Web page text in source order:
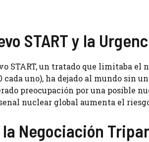
START y la
START, un tratado que limitaba el
cada uno), ha dejado al mundo sin
preocupación por una posible
nuclear global aumenta el
la Negociación